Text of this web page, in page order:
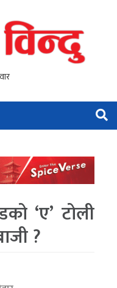
‘ए’ टोली
?